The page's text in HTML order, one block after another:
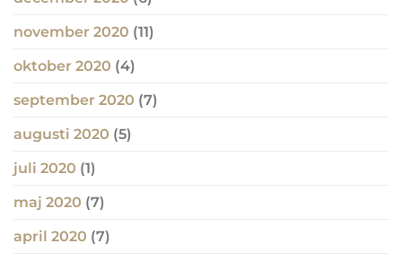
november 2020 (11)
oktober 2020 (4)
september 2020 (7)
augusti 2020 (5)
juli 2020 (1)
maj 2020 (7)
april 2020 (7)